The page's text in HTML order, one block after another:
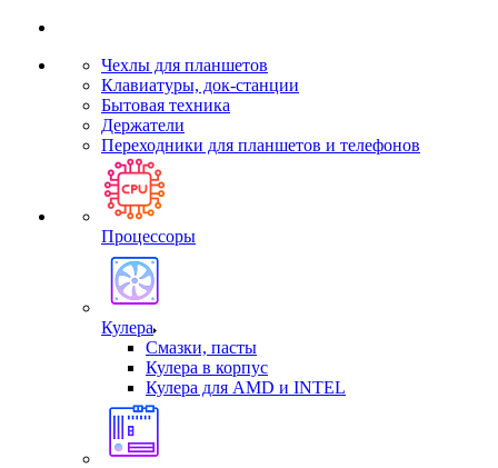
Чехлы для планшетов
Клавиатуры, док-станции
Бытовая техника
Держатели
Переходники для планшетов и телефонов
Процессоры
Кулера
Смазки, пасты
Кулера в корпус
Кулера для AMD и INTEL